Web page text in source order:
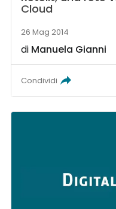
Cloud
26 Mag 2014
di Manuela Gianni
Condividi